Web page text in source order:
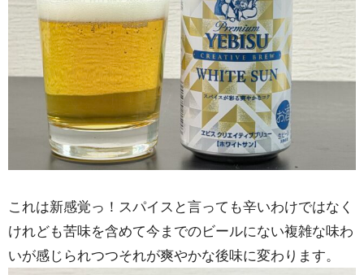
これは新感覚っ！スパイスと言っても辛いわけではなく
けれども苦味を含めて今までのビールにない複雑な味わ
いが感じられつつそれが爽やかな後味に変わります。